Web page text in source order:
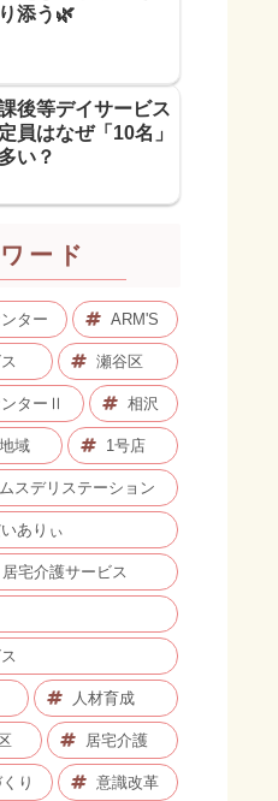
添う🌿
後等デイサービス
員はなぜ「10名」
い？
ード
ター ARM'S
瀬谷区
ターⅡ 相沢
地域 1号店
スデリステーション
ありぃ
居宅介護サービス
人材育成
居宅介護
り 意識改革